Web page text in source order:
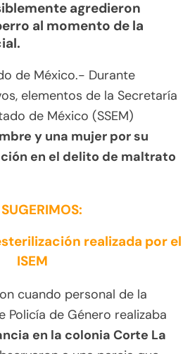
agredieron
al momento de la
de México.- Durante
elementos de la Secretaría
de México (SSEM)
y una mujer por su
en el delito de maltrato
realizada por el
ISEM
cuando personal de la
Policía de Género realizaba
en la colonia Corte La